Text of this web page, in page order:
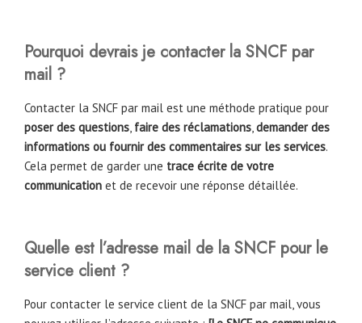
Pourquoi devrais je contacter la SNCF par
mail ?
Contacter la SNCF par mail est une méthode pratique pour
poser des questions faire des réclamations demander des
informations ou fournir des commentaires sur les services.
Cela permet de garder une trace écrite de votre
communication et de recevoir une réponse détaillée.
Quelle est l’adresse mail de la SNCF pour le
service client ?
Pour contacter le service client de la SNCF par mail, vous